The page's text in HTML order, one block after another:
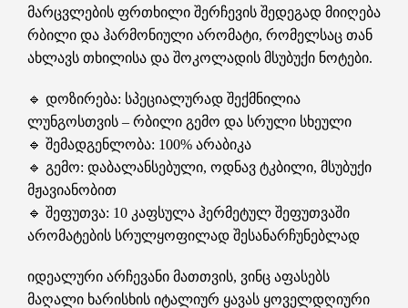
მარცვლების ფრთხილი შერჩევის შედეგად მიიღება
რბილი და ჰარმონიული არომატი, რომელსაც თან
ახლავს თხილისა და შოკოლადის მსუბუქი ნოტები.
🔹 დოზირება: სპეციალურად შექმნილია
ლუნგოსთვის – რბილი გემო და სრული სხეული
🔹 შემადგენლობა: 100% არაბიკა
🔹 გემო: დაბალანსებული, ოდნავ ტკბილი, მსუბუქი
მჟავიანობით
🔹 შეფუთვა: 10 კაფსულა ჰერმეტულ შეფუთვაში
არომატების სრულყოფილად შესანარჩუნებლად
იდეალური არჩევანი მათთვის, ვინც აფასებს
მაღალი ხარისხის იტალიურ ყავას ყოველდღიური